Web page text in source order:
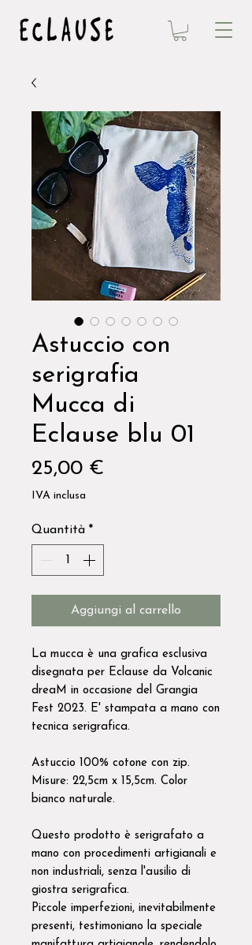
Astuccio con
serigrafia
Mucca di
Eclause blu 01
25,00 €
IVA inclusa
Quantità *
Aggiungi al carrello
La mucca è una grafica esclusiva
disegnata per Eclause da Volcanic
dreaM in occasione del Grangia
Fest 2023. E' stampata a mano con
tecnica serigrafica.
Astuccio 100% cotone con zip.
Misure: 22,5cm x 15,5cm. Color
bianco naturale.
Questo prodotto è serigrafato a
mano con procedimenti artigianali e
non industriali, senza l'ausilio di
giostra serigrafica.
Piccole imperfezioni, inevitabilmente
presenti, testimoniano la speciale